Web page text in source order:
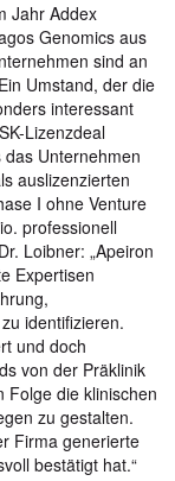
Jahr Addex
Genomics aus
sind an
Umstand, der die
interessant
Lizenzdeal
Unternehmen
auslizenzierten
I ohne Venture
professionell
Loibner: „Apeiron
Expertisen
identifizieren.
und doch
von der Präklinik
Folge die klinischen
zu gestalten.
Firma generierte
bestätigt hat.“